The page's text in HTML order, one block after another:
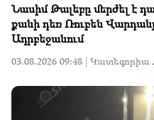
Նասիմ Թալեբը մերժել է
քանի դեռ Ռուբեն
Ադրբեջանում
03.08.2026 09:48 | Կատեգորիա